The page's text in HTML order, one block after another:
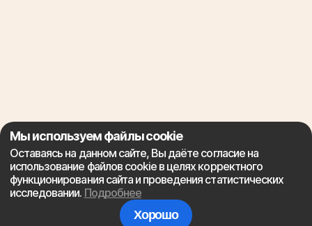
Мы используем файлы cookie
Оставаясь на данном сайте, Вы даёте согласие на
использование файлов cookie в целях корректного
функционирования сайта и проведения статистических
исследовании. Подробнее
Хорошо